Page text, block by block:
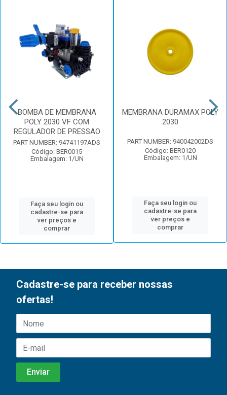
BOMBA DE MEMBRANA
POLY 2030 VF COM
REGULADOR DE PRESSAO
PART NUMBER: 94741197ADS
Código: BER0015
Embalagem: 1/UN
Faça seu login ou
cadastre-se para
ver preços e
comprar
MEMBRANA DURAMAX POLY
2030
PART NUMBER: 940042002DS
Código: BER0120
Embalagem: 1/UN
Faça seu login ou
cadastre-se para
ver preços e
comprar
Cadastre-se para receber nossas
ofertas!